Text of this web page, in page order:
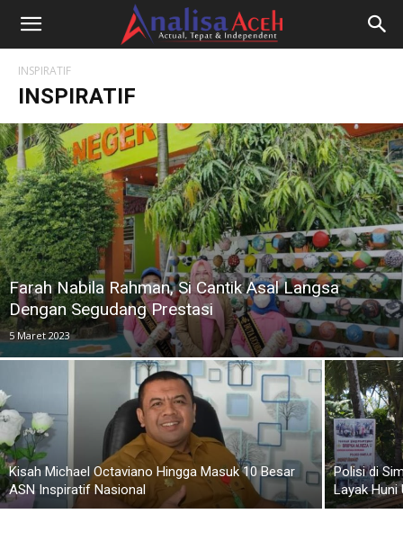
INSPIRATIF
INSPIRATIF
Farah Nabila Rahman, Si Cantik Asal Langsa
Dengan Segudang Prestasi
5 Maret 2023
Kisah Michael Octaviano Hingga Masuk 10 Besar
ASN Inspiratif Nasional
Polisi di
Layak Huni